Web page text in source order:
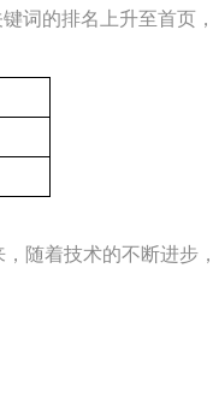
词的排名上升至首页
随着技术的不断进步